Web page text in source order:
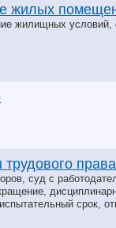
жилых
жилищных условий,
права
суд с
срок,